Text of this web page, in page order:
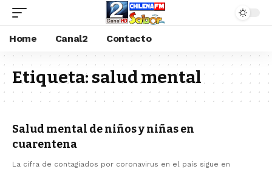
Home Canal2 Contacto
Etiqueta: salud mental
Salud mental de niños y niñas en
cuarentena
La cifra de contagiados por coronavirus en el país sigue en